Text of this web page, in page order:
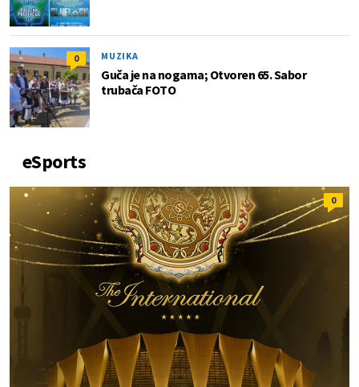
0 MUZIKA
Guča je na nogama; Otvoren 65. Sabor
trubača FOTO
eSports
0